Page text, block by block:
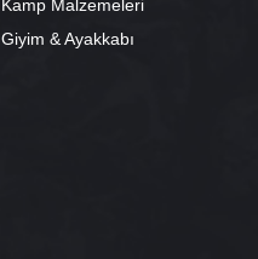
Kamp Malzemeleri
Giyim & Ayakkabı